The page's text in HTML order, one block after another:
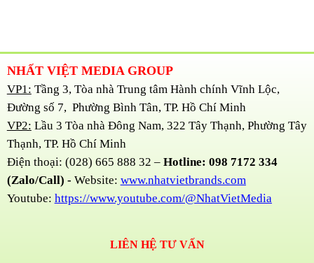
NHẤT VIỆT MEDIA GROUP
VP1: Tầng 3, Tòa nhà Trung tâm Hành chính Vĩnh Lộc,
Đường số 7, Phường Bình Tân, TP. Hồ Chí Minh
VP2: Lầu 3 Tòa nhà Đông Nam, 322 Tây Thạnh, Phường Tây
Thạnh, TP. Hồ Chí Minh
Điện thoại: (028) 665 888 32 – Hotline: 098 7172 334
(Zalo/Call) - Website: www.nhatvietbrands.com
Youtube: https://www.youtube.com/@NhatVietMedia
LIÊN HỆ TƯ VẤN